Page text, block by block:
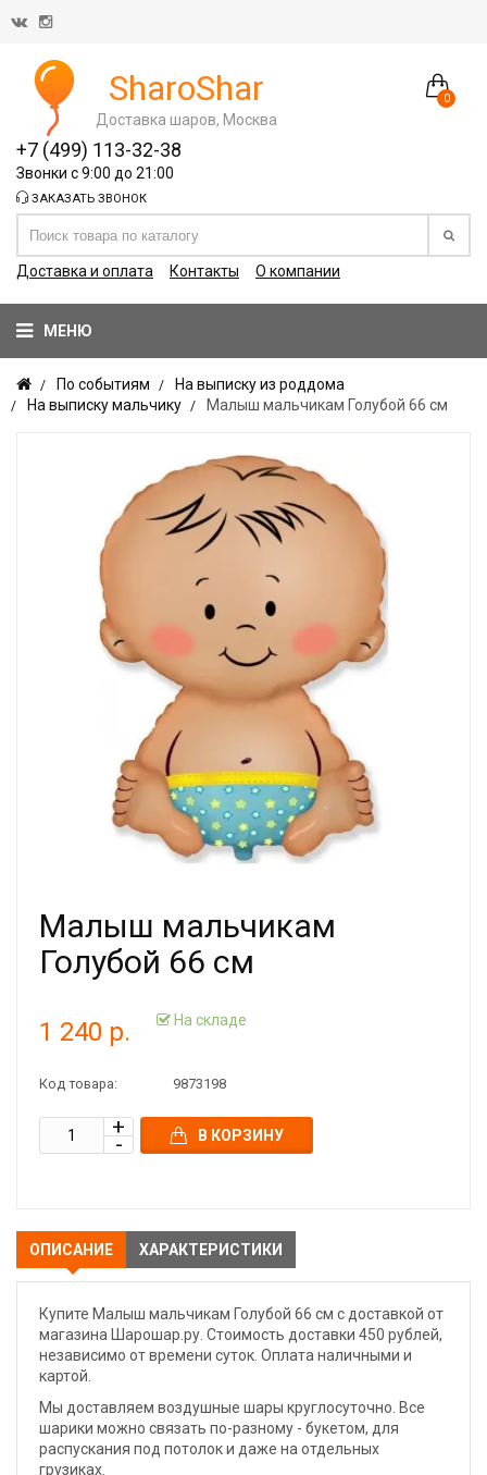
0
SharoShar
Доставка шаров, Москва
+7 (499) 113-32-38
Звонки с 9:00 до 21:00
ЗАКАЗАТЬ ЗВОНОК
Доставка и оплата Контакты О компании
МЕНЮ
По событиям
На выписку из роддома
На выписку мальчику
Малыш мальчикам Голубой 66 см
Малыш мальчикам
Голубой 66 см
1 240 р. На складе
Код товара: 9873198
В КОРЗИНУ
ОПИСАНИЕ ХАРАКТЕРИСТИКИ
Купите Малыш мальчикам Голубой 66 см с доставкой от
магазина Шарошар.ру. Стоимость доставки 450 рублей,
независимо от времени суток. Оплата наличными и
картой.
Мы доставляем воздушные шары круглосуточно. Все
шарики можно связать по-разному - букетом, для
распускания под потолок и даже на отдельных
грузиках.